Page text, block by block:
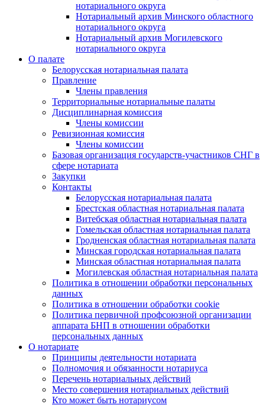
нотариального округа
Нотариальный архив Минского областного
нотариального округа
Нотариальный архив Могилевского
нотариального округа
О палате
Белорусская нотариальная палата
Правление
Члены правления
Территориальные нотариальные палаты
Дисциплинарная комиссия
Члены комиссии
Ревизионная комиссия
Члены комиссии
Базовая организация государств-участников СНГ в
сфере нотариата
Закупки
Контакты
Белорусская нотариальная палата
Брестская областная нотариальная палата
Витебская областная нотариальная палата
Гомельская областная нотариальная палата
Гродненская областная нотариальная палата
Минская городская нотариальная палата
Минская областная нотариальная палата
Могилевская областная нотариальная палата
Политика в отношении обработки персональных
данных
Политика в отношении обработки cookie
Политика первичной профсоюзной организации
аппарата БНП в отношении обработки
персональных данных
О нотариате
Принципы деятельности нотариата
Полномочия и обязанности нотариуса
Перечень нотариальных действий
Место совершения нотариальных действий
Кто может быть нотариусом